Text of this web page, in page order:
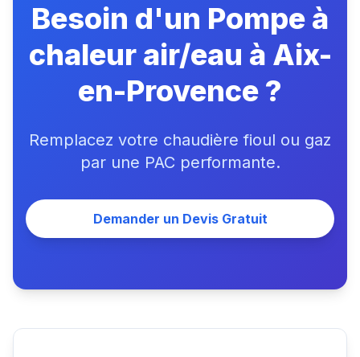
Besoin d'un Pompe à
chaleur air/eau à Aix-
en-Provence ?
Remplacez votre chaudière fioul ou gaz
par une PAC performante.
Demander un Devis Gratuit